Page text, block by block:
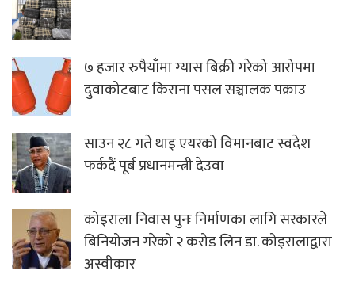
७ हजार रुपैयाँमा ग्यास बिक्री गरेको आरोपमा
दुवाकोटबाट किराना पसल सञ्चालक पक्राउ
साउन २८ गते थाइ एयरको विमानबाट स्वदेश
फर्कदैं पूर्ब प्रधानमन्त्री देउवा
कोइराला निवास पुनः निर्माणका लागि सरकारले
बिनियोजन गरेको २ करोड लिन डा. कोइरालाद्वारा
अस्वीकार